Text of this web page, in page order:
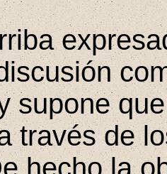
supone
través de
hecho la